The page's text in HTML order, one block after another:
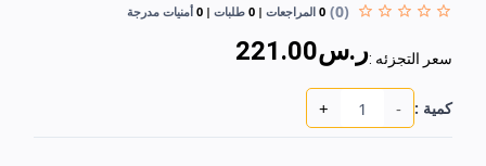
(0)
0 المراجعات 0 طلبات 0 أمنيات مدرجة
سعر التجزئه :ر.س221.00
كمية : -
+